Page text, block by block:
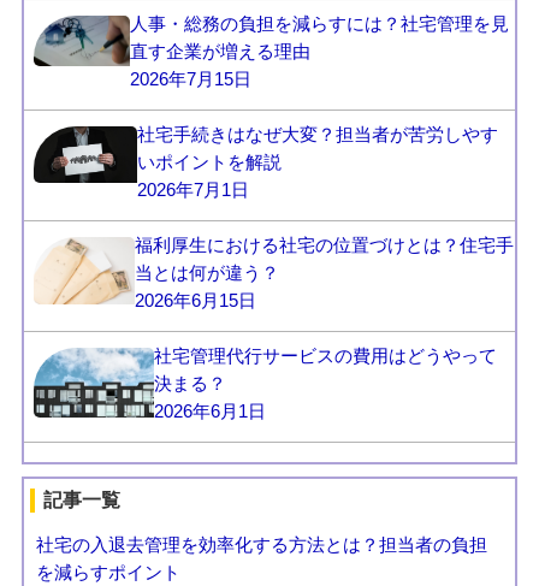
人事・総務の負担を減らすには？社宅管理を見
直す企業が増える理由
2026年7月15日
社宅手続きはなぜ大変？担当者が苦労しやす
いポイントを解説
2026年7月1日
福利厚生における社宅の位置づけとは？住宅手
当とは何が違う？
2026年6月15日
社宅管理代行サービスの費用はどうやって
決まる？
2026年6月1日
記事一覧
社宅の入退去管理を効率化する方法とは？担当者の負担
を減らすポイント